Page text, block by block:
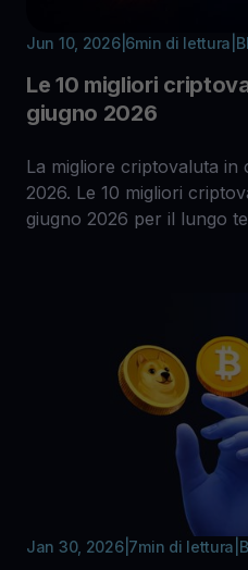
Jun 10, 2026| 6min di lettura
Le 10 migliori
giugno 2026
La migliore criptovaluta in
2026. Le 10 migliori
giugno 2026 per il lungo
Jan 30, 2026| 7min di lettura